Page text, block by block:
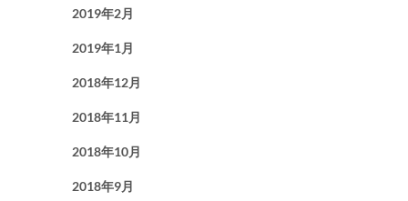
2019年2月
2019年1月
2018年12月
2018年11月
2018年10月
2018年9月